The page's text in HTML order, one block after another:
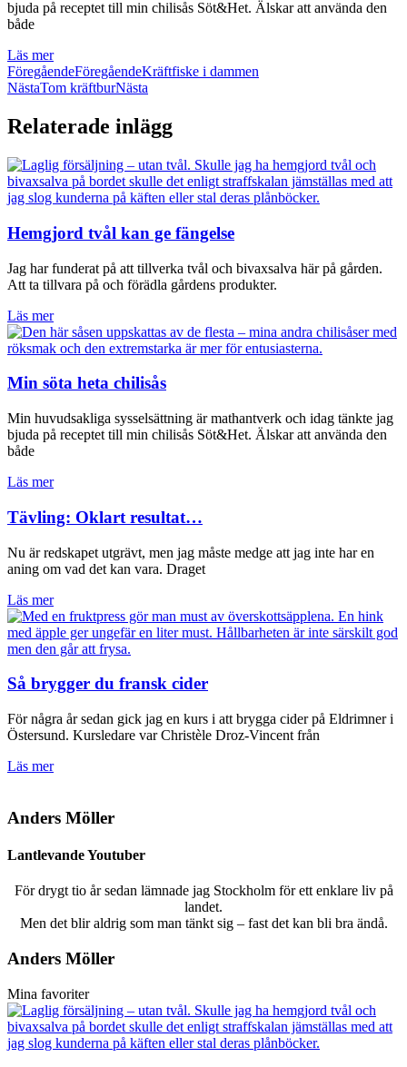
bjuda på receptet till min chilisås Söt&Het. Älskar att använda den
både
Läs mer
FöregåendeFöregåendeKräftfiske i dammen
NästaTom kräftburNästa
Relaterade inlägg
Hemgjord tvål kan ge fängelse
Jag har funderat på att tillverka tvål och bivaxsalva här på gården.
Att ta tillvara på och förädla gårdens produkter.
Läs mer
Min söta heta chilisås
Min huvudsakliga sysselsättning är mathantverk och idag tänkte jag
bjuda på receptet till min chilisås Söt&Het. Älskar att använda den
både
Läs mer
Tävling: Oklart resultat…
Nu är redskapet utgrävt, men jag måste medge att jag inte har en
aning om vad det kan vara. Draget
Läs mer
Så brygger du fransk cider
För några år sedan gick jag en kurs i att brygga cider på Eldrimner i
Östersund. Kursledare var Christèle Droz-Vincent från
Läs mer
Anders Möller
Lantlevande Youtuber
För drygt tio år sedan lämnade jag Stockholm för ett enklare liv på
landet.
Men det blir aldrig som man tänkt sig – fast det kan bli bra ändå.
Anders Möller
Mina favoriter